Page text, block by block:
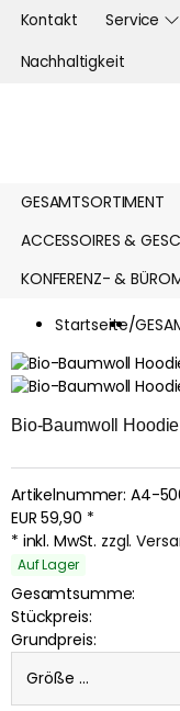
Kontakt Service
Nachhaltigkeit
GESAMTSORTIMENT
ACCESSOIRES &
KONFERENZ- &
Startseite/
Bio-Baumwoll
Artikelnummer: A4-
EUR 59,90 *
* inkl. MwSt. zzgl.
Auf Lager
Gesamtsumme:
Stückpreis:
Grundpreis: